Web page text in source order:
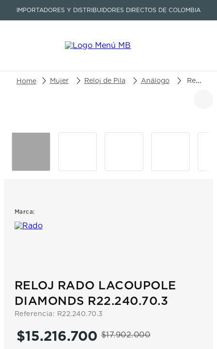
IMPORTADORES Y DISTRIBUIDORES DIRECTOS DE COLOMBIA
Buscar un producto o artículo
Mujer Reloj de Pila Análogo Reloj Rado LaCoupole Diamonds R22.240.70.3
Marca:
RELOJ RADO LACOUPOLE
DIAMONDS R22.240.70.3
Referencia: R22.240.70.3
$17.902.000
$15.216.700
4.
tissot